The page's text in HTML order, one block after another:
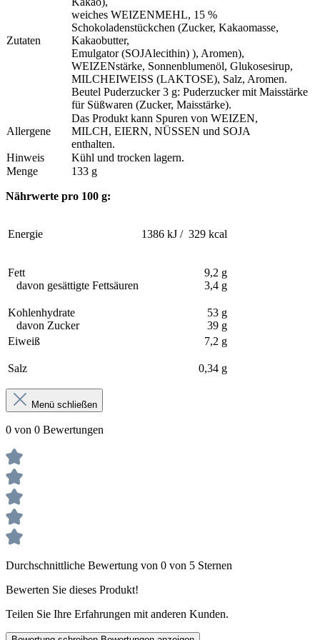
Zutaten
weiches WEIZENMEHL, 15 %
Schokoladenstückchen (Zucker, Kakaomasse,
Kakaobutter,
Emulgator (SOJAlecithin) ), Aromen),
WEIZENstärke, Sonnenblumenöl, Glukosesirup,
MILCHEIWEISS (LAKTOSE), Salz, Aromen.
Beutel Puderzucker 3 g: Puderzucker mit Maisstärke
für Süßwaren (Zucker, Maisstärke).
Allergene
Das Produkt kann Spuren von WEIZEN,
MILCH, EIERN, NÜSSEN und SOJA
enthalten.
Hinweis
Kühl und trocken lagern.
Menge
133 g
Nährwerte pro 100 g:
Energie 1386 kJ / 329 kcal
Fett
davon gesättigte Fettsäuren
9,2 g
3,4 g
Kohlenhydrate
davon Zucker
53 g
39 g
Eiweiß
7,2 g
Salz 0,34 g
Menü schließen
0 von 0 Bewertungen
Durchschnittliche Bewertung von 0 von 5 Sternen
Bewerten Sie dieses Produkt!
Teilen Sie Ihre Erfahrungen mit anderen Kunden.